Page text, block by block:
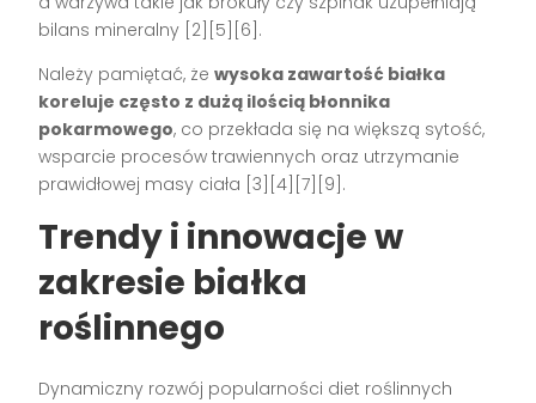
bilans mineralny [2][5][6] .
Należy pamiętać, żewysoka zawartość białka
koreluje często z dużą ilością błonnika
pokarmowego, co przekłada się na większą sytość,
wsparcie procesów trawiennych oraz utrzymanie
prawidłowej masy ciała [3][4][7][9] .
Trendy i innowacje w
zakresie białka
roślinnego
Dynamiczny rozwój popularności diet roślinnych